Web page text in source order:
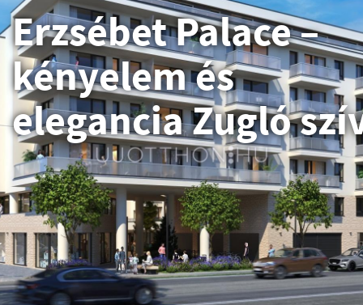
Erzsébet Palace –
kényelem és
elegancia Zugló